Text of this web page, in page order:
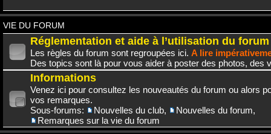
VIE DU FORUM
Réglementation et aide à l’utilisation du forum
Les règles du forum sont regroupées ici. A lire
Des topics sont là pour vous aider à poster des photos, des
Informations
Venez ici pour consultez les nouveautés du forum ou alors
vos remarques.
Sous-forums:
Nouvelles du club, Nouvelles du forum,
Remarques sur la vie du forum